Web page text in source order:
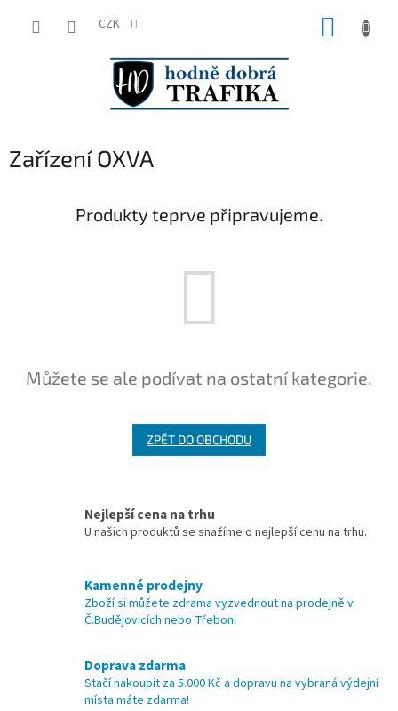
CZK
Zařízení OXVA
Produkty teprve připravujeme.
Můžete se ale podívat na ostatní kategorie.
ZPĚT DO OBCHODU
Nejlepší cena na trhu
U našich produktů se snažíme o nejlepší cenu na trhu.
Kamenné prodejny
Zboží si můžete zdrama vyzvednout na prodejně v
Č.Budějovicích nebo Třeboni
Doprava zdarma
Stačí nakoupit za 5.000 Kč a dopravu na vybraná výdejní
místa máte zdarma!